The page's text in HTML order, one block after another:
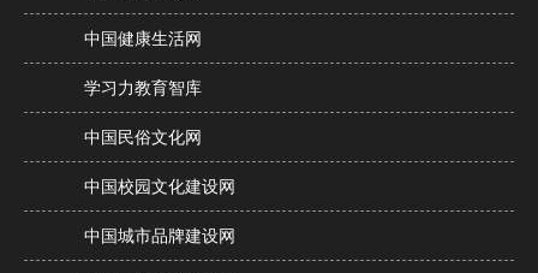
中国健康生活网
学习力教育智库
中国民俗文化网
中国校园文化建设网
中国城市品牌建设网